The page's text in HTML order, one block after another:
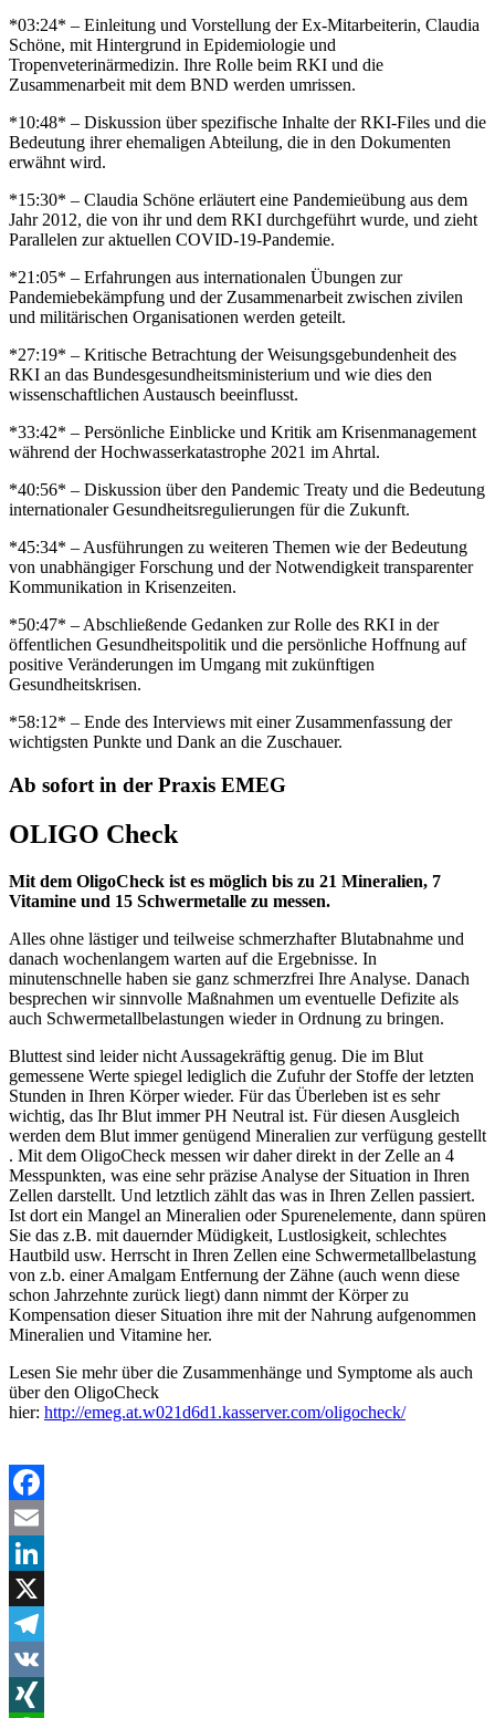
*03:24* – Einleitung und Vorstellung der Ex-Mitarbeiterin, Claudia
Schöne, mit Hintergrund in Epidemiologie und
Tropenveterinärmedizin. Ihre Rolle beim RKI und die
Zusammenarbeit mit dem BND werden umrissen.
*10:48* – Diskussion über spezifische Inhalte der RKI-Files und die
Bedeutung ihrer ehemaligen Abteilung, die in den Dokumenten
erwähnt wird.
*15:30* – Claudia Schöne erläutert eine Pandemieübung aus dem
Jahr 2012, die von ihr und dem RKI durchgeführt wurde, und zieht
Parallelen zur aktuellen COVID-19-Pandemie.
*21:05* – Erfahrungen aus internationalen Übungen zur
Pandemiebekämpfung und der Zusammenarbeit zwischen zivilen
und militärischen Organisationen werden geteilt.
*27:19* – Kritische Betrachtung der Weisungsgebundenheit des
RKI an das Bundesgesundheitsministerium und wie dies den
wissenschaftlichen Austausch beeinflusst.
*33:42* – Persönliche Einblicke und Kritik am Krisenmanagement
während der Hochwasserkatastrophe 2021 im Ahrtal.
*40:56* – Diskussion über den Pandemic Treaty und die Bedeutung
internationaler Gesundheitsregulierungen für die Zukunft.
*45:34* – Ausführungen zu weiteren Themen wie der Bedeutung
von unabhängiger Forschung und der Notwendigkeit transparenter
Kommunikation in Krisenzeiten.
*50:47* – Abschließende Gedanken zur Rolle des RKI in der
öffentlichen Gesundheitspolitik und die persönliche Hoffnung auf
positive Veränderungen im Umgang mit zukünftigen
Gesundheitskrisen.
*58:12* – Ende des Interviews mit einer Zusammenfassung der
wichtigsten Punkte und Dank an die Zuschauer.
Ab sofort in der Praxis EMEG
OLIGO Check
Mit dem OligoCheck ist es möglich bis zu 21 Mineralien, 7
Vitamine und 15 Schwermetalle zu messen.
Alles ohne lästiger und teilweise schmerzhafter Blutabnahme und
danach wochenlangem warten auf die Ergebnisse. In
minutenschnelle haben sie ganz schmerzfrei Ihre Analyse. Danach
besprechen wir sinnvolle Maßnahmen um eventuelle Defizite als
auch Schwermetallbelastungen wieder in Ordnung zu bringen.
Bluttest sind leider nicht Aussagekräftig genug. Die im Blut
gemessene Werte spiegel lediglich die Zufuhr der Stoffe der letzten
Stunden in Ihren Körper wieder. Für das Überleben ist es sehr
wichtig, das Ihr Blut immer PH Neutral ist. Für diesen Ausgleich
werden dem Blut immer genügend Mineralien zur verfügung gestellt
. Mit dem OligoCheck messen wir daher direkt in der Zelle an 4
Messpunkten, was eine sehr präzise Analyse der Situation in Ihren
Zellen darstellt. Und letztlich zählt das was in Ihren Zellen passiert.
Ist dort ein Mangel an Mineralien oder Spurenelemente, dann spüren
Sie das z.B. mit dauernder Müdigkeit, Lustlosigkeit, schlechtes
Hautbild usw. Herrscht in Ihren Zellen eine Schwermetallbelastung
von z.b. einer Amalgam Entfernung der Zähne (auch wenn diese
schon Jahrzehnte zurück liegt) dann nimmt der Körper zu
Kompensation dieser Situation ihre mit der Nahrung aufgenommen
Mineralien und Vitamine her.
Lesen Sie mehr über die Zusammenhänge und Symptome als auch
über den OligoCheck
hier: http://emeg.at.w021d6d1.kasserver.com/oligocheck/
Facebook
Email
LinkedIn
X
Telegram
VK